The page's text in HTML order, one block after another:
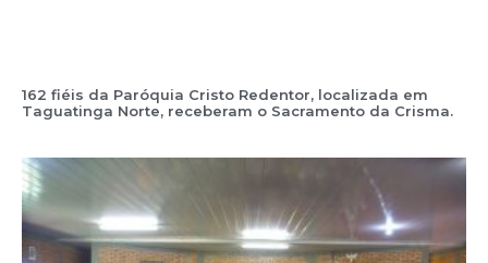
162 fiéis da Paróquia Cristo Redentor, localizada em
Taguatinga Norte, receberam o Sacramento da Crisma.